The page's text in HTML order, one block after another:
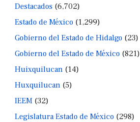
Destacados (6,702)
Estado de México (1,299)
Gobierno del Estado de Hidalgo (23)
Gobierno del Estado de México (821)
Huixquilucan (14)
Huxquilucan (5)
IEEM (32)
Legislatura Estado de México (298)